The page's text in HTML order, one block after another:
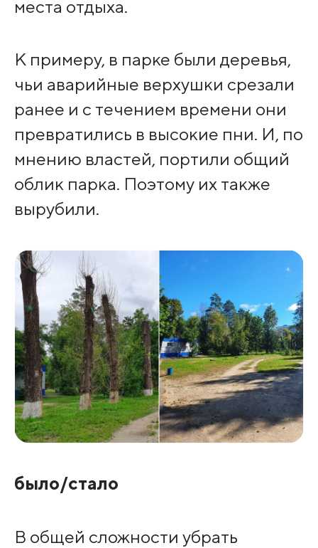
места отдыха.
К примеру, в парке были деревья,
чьи аварийные верхушки срезали
ранее и с течением времени они
превратились в высокие пни. И, по
мнению властей, портили общий
облик парка. Поэтому их также
вырубили.
было/стало
В общей сложности убрать